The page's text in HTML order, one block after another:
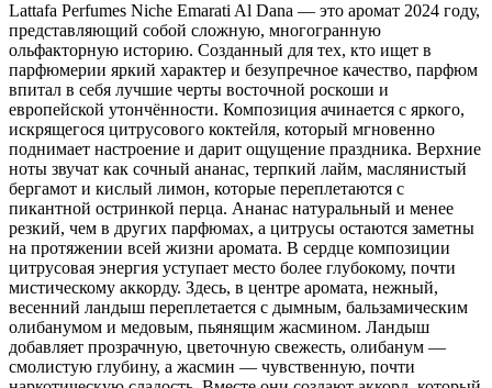
Lattafa Perfumes Niche Emarati Al Dana — это аромат 2024 году,
представляющий собой сложную, многогранную
ольфакторную историю. Созданный для тех, кто ищет в
парфюмерии яркий характер и безупречное качество, парфюм
впитал в себя лучшие черты восточной роскоши и
европейской утончённости. Композиция ачинается с яркого,
искрящегося цитрусового коктейля, который мгновенно
поднимает настроение и дарит ощущение праздника. Верхние
ноты звучат как сочный ананас, терпкий лайм, маслянистый
бергамот и кислый лимон, которые переплетаются с
пикантной остринкой перца. Ананас натуральный и менее
резкий, чем в других парфюмах, а цитрусы остаются заметны
на протяжении всей жизни аромата. В сердце композиции
цитрусовая энергия уступает место более глубокому, почти
мистическому аккорду. Здесь, в центре аромата, нежный,
весенний ландыш переплетается с дымным, бальзамическим
олибанумом и медовым, пьянящим жасмином. Ландыш
добавляет прозрачную, цветочную свежесть, олибанум —
смолистую глубину, а жасмин — чувственную, почти